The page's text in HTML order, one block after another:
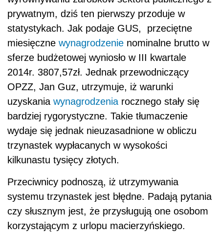
prywatnym, dziś ten pierwszy przoduje w
statystykach. Jak podaje GUS, przeciętne
miesięczne wynagrodzenie nominalne brutto w
sferze budżetowej wyniosło w III kwartale
2014r. 3807,57zł. Jednak przewodniczący
OPZZ, Jan Guz, utrzymuje, iż warunki
uzyskania wynagrodzenia rocznego stały się
bardziej rygorystyczne. Takie tłumaczenie
wydaje się jednak nieuzasadnione w obliczu
trzynastek wypłacanych w wysokości
kilkunastu tysięcy złotych.
Przeciwnicy podnoszą, iż utrzymywania
systemu trzynastek jest błędne. Padają pytania
czy słusznym jest, że przysługują one osobom
korzystającym z urlopu macierzyńskiego.